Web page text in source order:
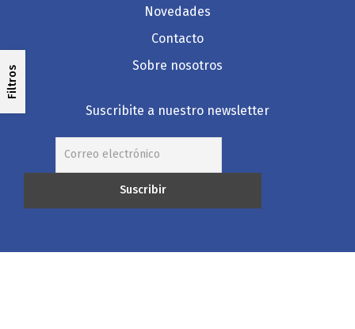
Filtros
Novedades
Contacto
Sobre nosotros
Suscribite a nuestro newsletter